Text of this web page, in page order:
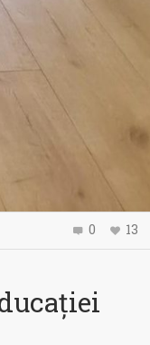
0 13